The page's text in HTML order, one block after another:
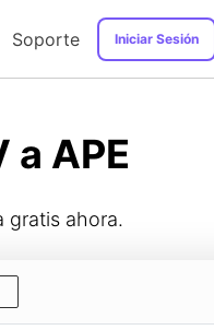
Soporte Iniciar Sesión
APE
gratis ahora.